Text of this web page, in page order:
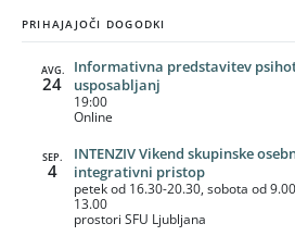
PRIHAJAJOČI DOGODKI
AVG.
24
Informativna predstavitev
usposabljanj
19:00
Online
SEP.
4
INTENZIV Vikend skupinske
integrativni pristop
petek od 16.30-20.30, sobota od
13.00
prostori SFU Ljubljana